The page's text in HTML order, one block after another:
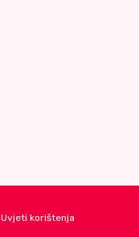
Uvjeti korištenja